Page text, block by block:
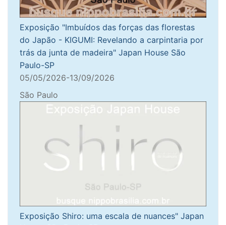
Exposição "Imbuídos das forças das florestas
do Japão - KIGUMI: Revelando a carpintaria por
trás da junta de madeira" Japan House São
Paulo-SP
05/05/2026-13/09/2026
São Paulo
Exposição Shiro: uma escala de nuances" Japan